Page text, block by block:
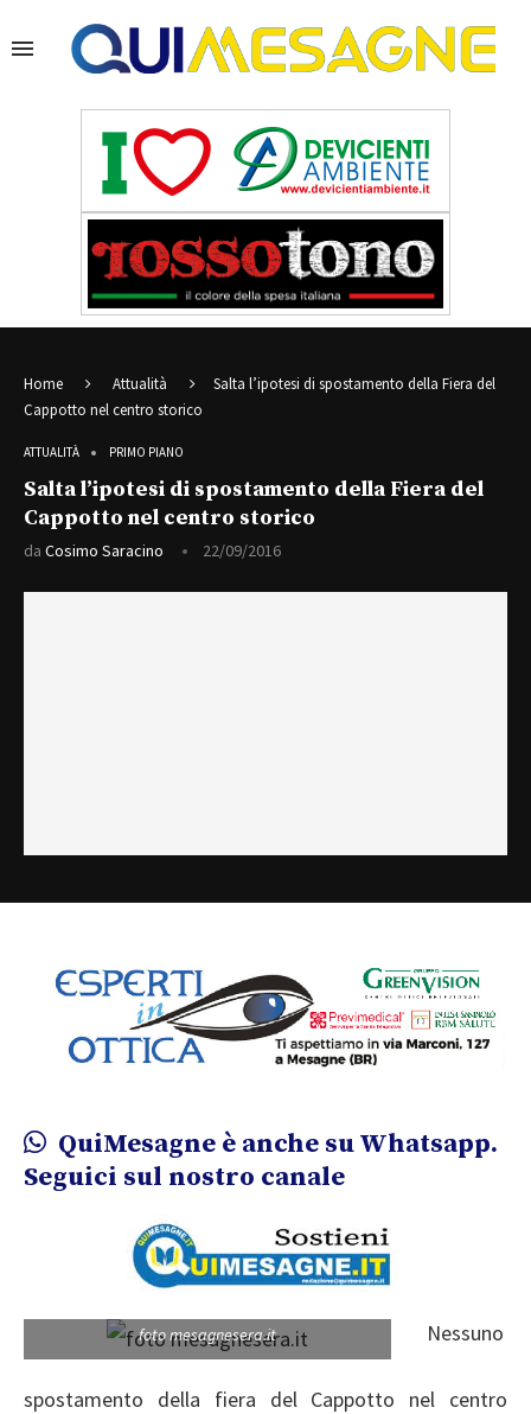
Home Attualità
Salta l’ipotesi di spostamento della Fiera del
Cappotto nel centro storico
ATTUALITÀ PRIMO PIANO
Salta l’ipotesi di spostamento della Fiera del
Cappotto nel centro storico
da Cosimo Saracino 22/09/2016
QuiMesagne è anche su Whatsapp.
Seguici sul nostro canale
foto mesagnesera.it Nessuno
spostamento della fiera del Cappotto nel centro